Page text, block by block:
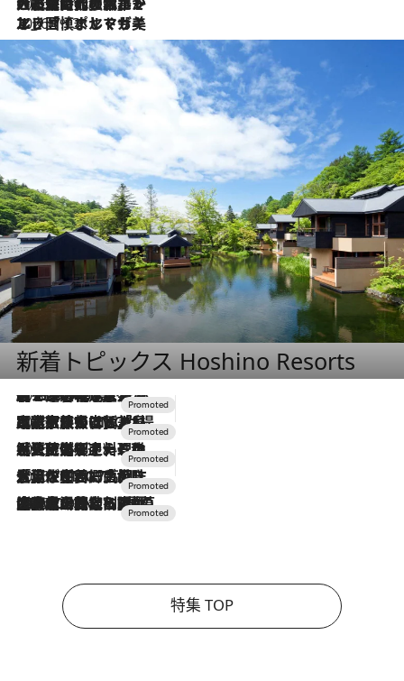
2026.7.13
エッセイ・ヤマザキマリ「慎ましくも美しき国 ポルトガル」
新着トピックス Hoshino Resorts
2026.8.7
【トンボの足水浴】ヒノキの香りに包まれて涼感マックス！約13℃の湧水かけ流しを避暑地「星野温泉 トンボの湯」で体験
2026.7.31
【ホテル帰省】という選択肢をOMOが提案。家族とほどよい距離を保つには「昼は実家、夜は気兼ねなくホテルで！」
2026.7.24
【夏限定ディナーコース】旬を迎える稚鮎や花ズッキーニなどをイタリア・トスカーナの郷土料理の手法で満喫！
2026.7.17
「土佐和ハーブかき氷」がOMO7高知に登場！生姜、山椒、大葉など目にも舌にも涼を呼ぶ郷土の味
2026.7.10
NEW OPEN！【界 草津】名湯の地に誕生。趣の異なる2種の温泉と上州ならではの会席・蕎麦割烹など美食を味わう究極の癒やし旅
特集 TOP